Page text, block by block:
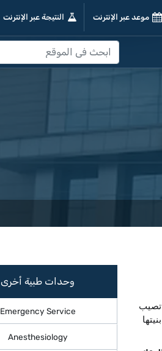
موعد عبر الإنترنت النتيجة عبر الإنترنت
تصيب
وحدات طبية أخرى
Emergency Service
Anesthesiology